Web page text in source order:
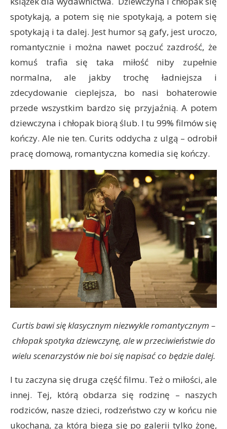
spotykają, a potem się nie spotykają, a potem się
spotykają i ta dalej. Jest humor są gafy, jest uroczo,
romantycznie i można nawet poczuć zazdrość, że
komuś trafia się taka miłość niby zupełnie
normalna, ale jakby trochę ładniejsza i
zdecydowanie cieplejsza, bo nasi bohaterowie
przede wszystkim bardzo się przyjaźnią. A potem
dziewczyna i chłopak biorą ślub. I tu 99% filmów się
kończy. Ale nie ten. Curits oddycha z ulgą – odrobił
pracę domową, romantyczna komedia się kończy.
Curtis bawi się klasycznym niezwykle romantycznym –
chłopak spotyka dziewczynę, ale w przeciwieństwie do
wielu scenarzystów nie boi się napisać co będzie dalej.
I tu zaczyna się druga część filmu. Też o miłości, ale
innej. Tej, którą obdarza się rodzinę – naszych
rodziców, nasze dzieci, rodzeństwo czy w końcu nie
ukochaną, za którą biega się po galerii tylko żonę,